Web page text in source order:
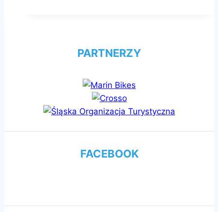
PARTNERZY
FACEBOOK